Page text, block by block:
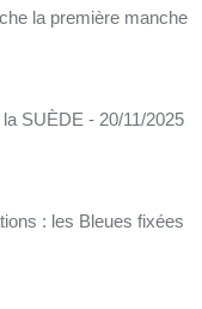
la première manche
SUÈDE - 20/11/2025
: les Bleues fixées